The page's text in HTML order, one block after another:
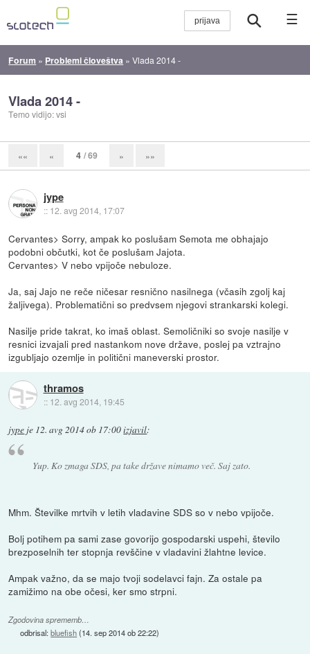
☰
Forum » Problemi človeštva »Vlada 2014 -
Vlada 2014 -
Temo vidijo: vsi
«« « 4 / 69 » »»
jype
:: 12. avg 2014, 17:07
Cervantes> Sorry, ampak ko poslušam Semota me obhajajo
podobni občutki, kot če poslušam Jajota.
Cervantes> V nebo vpijoče nebuloze.
Ja, saj Jajo ne reče ničesar resnično nasilnega (včasih zgolj kaj
žaljivega). Problematični so predvsem njegovi strankarski kolegi.
Nasilje pride takrat, ko imaš oblast. Semoličniki so svoje nasilje v
resnici izvajali pred nastankom nove države, poslej pa vztrajno
izgubljajo ozemlje in politični maneverski prostor.
thramos
:: 12. avg 2014, 19:45
jype je 12. avg 2014 ob 17:00izjavil:
Yup. Ko zmaga SDS, pa take države nimamo več. Saj zato.
Mhm. Številke mrtvih v letih vladavine SDS so v nebo vpijoče.
Bolj potihem pa sami zase govorijo gospodarski uspehi, število
brezposelnih ter stopnja revščine v vladavini žlahtne levice.
Ampak važno, da se majo tvoji sodelavci fajn. Za ostale pa
zamižimo na obe očesi, ker smo strpni.
Zgodovina sprememb…
odbrisal:bluefish(14. sep 2014 ob 22:22)